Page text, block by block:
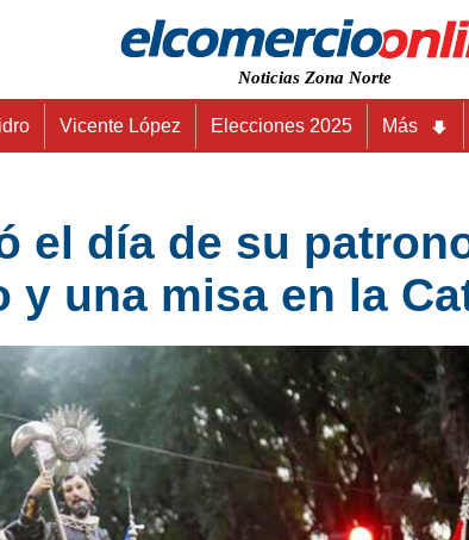
Noticias Zona Norte
Vicente López Elecciones 2025 Más
el día de su
una misa en la